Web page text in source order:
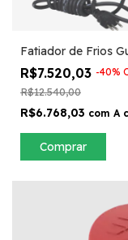
Fatiador de Frios
R$7.520,03 -40%
R$12.540,00
R$6.768,03 com A
Comprar